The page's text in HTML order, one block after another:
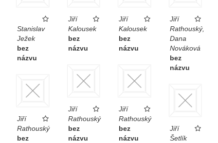
Stanislav
Ježek
bez
názvu
Jiří
Kalousek
bez
názvu
Jiří
Kalousek
bez
názvu
Jiří
Rathouský,
Dana
Nováková
bez
názvu
Jiří
Rathouský
bez
názvu
Jiří
Rathouský
bez
názvu
Jiří
Rathouský
bez
Jiří
Šetlík